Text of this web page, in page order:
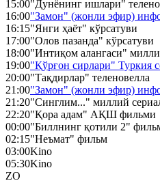
15:00"Дунёнинг ишлари"
16:00"Замон" (жонли эфир)
16:15"Янги ҳаёт" кўрсатуви
17:00"Олов пазанда" кўрсатуви
18:00"Интиқом алангаси"
19:00"Қўрғон сирлари" Туркия
20:00"Тақдирлар" теленовелла
21:00"Замон" (жонли эфир)
21:20"Синглим..." миллий
22:20"Қора адам" АҚШ фильми
00:00"Биллнинг қотили 2"
02:15"Неъмат" фильм
03:00Kino
05:30Kino
ZO